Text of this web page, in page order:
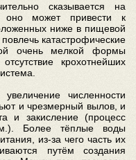
сказывается на
оно может привести к
ниже в пищевой
катастрофические
очень мелкой формы
крохотнейших
численности
и чрезмерный вылов, и
и закисление (процесс
Более тёплые воды
из-за чего часть их
путём создания